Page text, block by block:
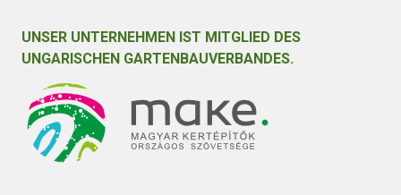
UNSER UNTERNEHMEN IST MITGLIED DES
UNGARISCHEN GARTENBAUVERBANDES.